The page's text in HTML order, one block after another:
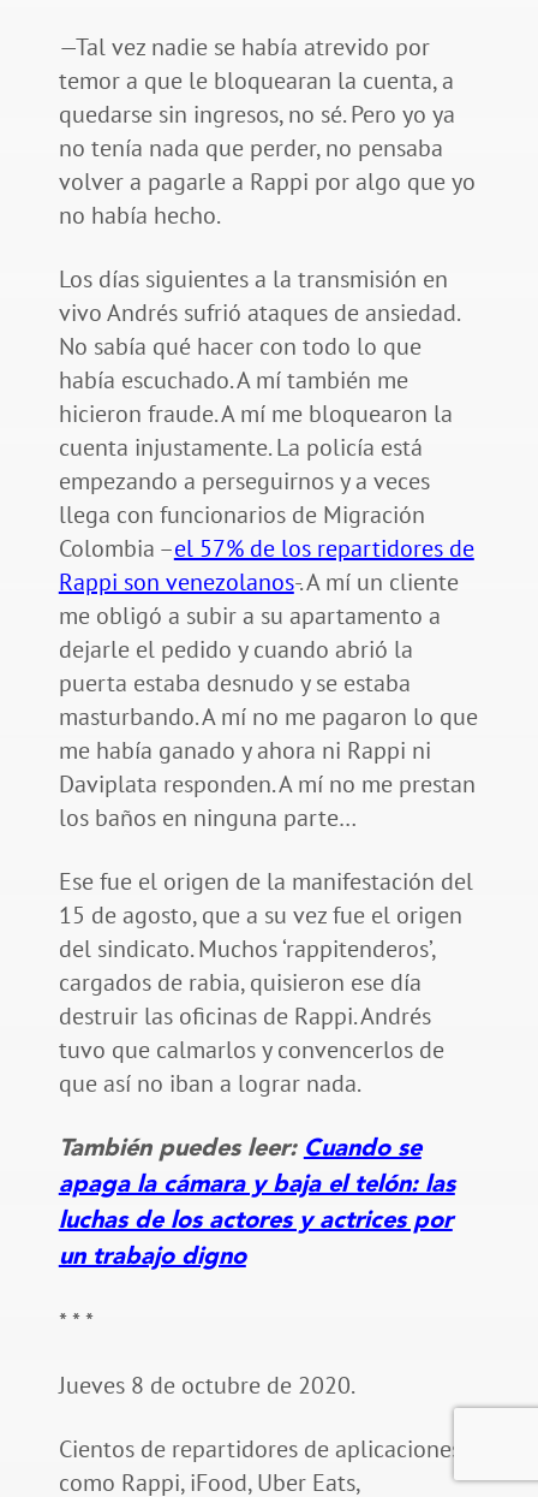
—Tal vez nadie se había atrevido por
temor a que le bloquearan la cuenta, a
quedarse sin ingresos, no sé. Pero yo ya
no tenía nada que perder, no pensaba
volver a pagarle a Rappi por algo que yo
no había hecho.
Los días siguientes a la transmisión en
vivo Andrés sufrió ataques de ansiedad.
No sabía qué hacer con todo lo que
había escuchado. A mí también me
hicieron fraude. A mí me bloquearon la
cuenta injustamente. La policía está
empezando a perseguirnos y a veces
llega con funcionarios de Migración
Colombia –el 57% de los repartidores de
Rappi son venezolanos-. A mí un cliente
me obligó a subir a su apartamento a
dejarle el pedido y cuando abrió la
puerta estaba desnudo y se estaba
masturbando. A mí no me pagaron lo que
me había ganado y ahora ni Rappi ni
Daviplata responden. A mí no me prestan
los baños en ninguna parte…
Ese fue el origen de la manifestación del
15 de agosto, que a su vez fue el origen
del sindicato. Muchos ‘rappitenderos’,
cargados de rabia, quisieron ese día
destruir las oficinas de Rappi. Andrés
tuvo que calmarlos y convencerlos de
que así no iban a lograr nada.
También puedes leer: Cuando se
apaga la cámara y baja el telón: las
luchas de los actores y actrices por
un trabajo digno
* * *
Jueves 8 de octubre de 2020.
Cientos de repartidores de aplicaciones
como Rappi, iFood, Uber Eats,